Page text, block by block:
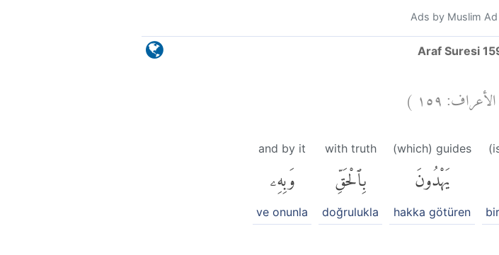
Ads by Muslim
Araf Suresi
الأعراف:١٥٩ )
(which) guides
يَهْدُونَ
hakka götüren
with truth
بِٱلْحَقِّ
doğrulukla
and by it
وَبِهِۦ
ve onunla